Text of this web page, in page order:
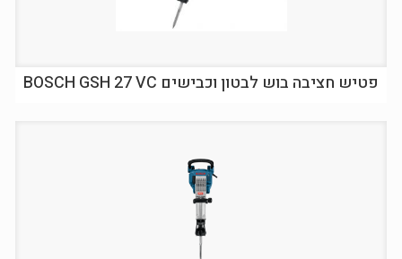
פטיש חציבה בוש לבטון וכבישים BOSCH GSH 27 VC